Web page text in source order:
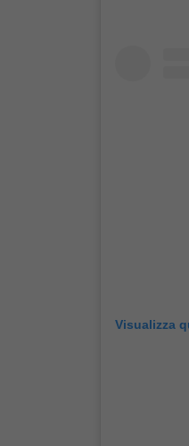
Visualizza